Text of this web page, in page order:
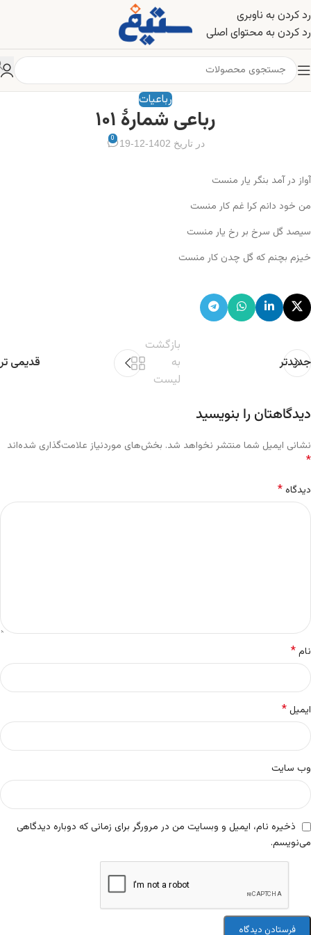
رد کردن به ناوبری
رد کردن به محتوای اصلی
رباعیات
رباعی شمارهٔ ۱۰۱
در تاریخ 1402-12-19 0
آواز در آمد بنگر یار منست
من خود دانم کرا غم کار منست
سیصد گل سرخ بر رخ یار منست
خیزم بچنم که گل چدن کار منست
جدیدتر
بازگشت
به
لیست
قدیمی تر
دیدگاهتان را بنویسید
نشانی ایمیل شما منتشر نخواهد شد. بخش‌های موردنیاز علامت‌گذاری شده‌اند
*
دیدگاه*
نام*
ایمیل*
وب‌ سایت
ذخیره نام، ایمیل و وبسایت من در مرورگر برای زمانی که دوباره دیدگاهی
می‌نویسم.